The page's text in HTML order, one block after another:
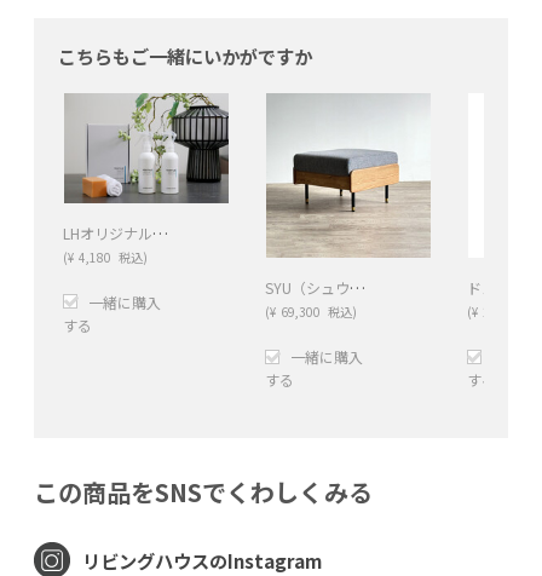
こちらもご一緒にいかがですか
LHオリジナル テキスタイルケアキット ナチュラルファーバー
(¥ 4,180 税込)
一緒に購入
する
SYU（シュウ） スツール（ナチュラル）
(¥ 69,300 税込)
一緒に購入
する
(¥ 21,010
する
この商品をSNSでくわしくみる
リビングハウスのInstagram